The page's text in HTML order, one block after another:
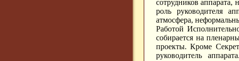
сотрудников аппарата,
роль руководителя
атмосфера,
Работой
собирается на
проекты. Кроме
руководитель